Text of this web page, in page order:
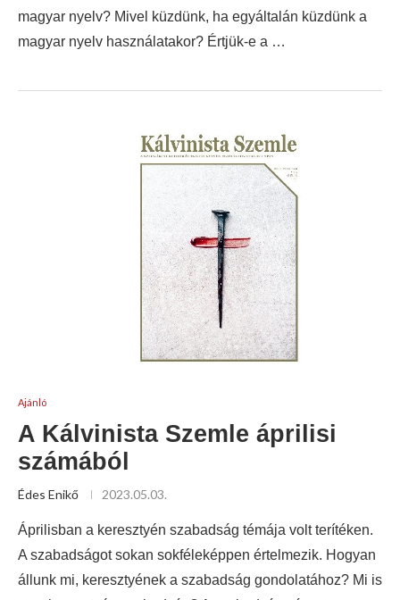
magyar nyelv? Mivel küzdünk, ha egyáltalán küzdünk a
magyar nyelv használatakor? Értjük-e a …
Ajánló
A Kálvinista Szemle áprilisi
számából
Édes Enikő 2023.05.03.
Áprilisban a keresztyén szabadság témája volt terítéken.
A szabadságot sokan sokféleképpen értelmezik. Hogyan
állunk mi, keresztyének a szabadság gondolatához? Mi is